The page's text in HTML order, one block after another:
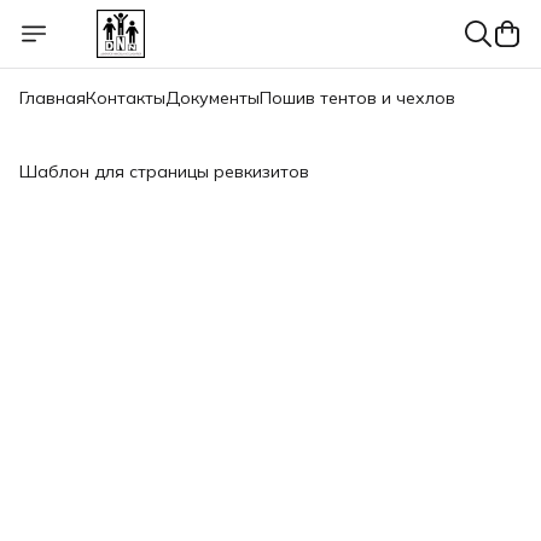
ГлавнаяКонтактыДокументыПошив тентов и чехлов
Шаблон для страницы ревкизитов